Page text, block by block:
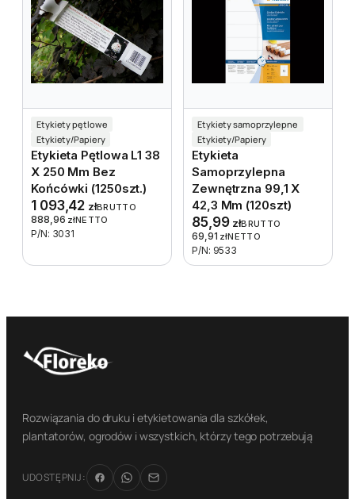
Etykiety pętlowe
Etykiety/Papiery
Etykieta Pętlowa L1 38
X 250 Mm Bez
Końcówki (1250szt.)
1 093,42 złBRUTTO
888,96 złNETTO
P/N: 3031
Etykiety samoprzylepne
Etykiety/Papiery
Etykieta
Samoprzylepna
Zewnętrzna 99,1 X
42,3 Mm (120szt)
85,99 złBRUTTO
69,91 złNETTO
P/N: 9533
Rozwiązania do druku i etykietowania dla szkółek,
plantatorów, ogrodów i wszystkich, którzy tego potrzebują
UDOSTĘPNIJ: